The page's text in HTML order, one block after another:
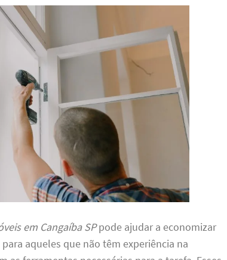
em Cangaíba SPpode ajudar a economizar
aqueles que não têm experiência na